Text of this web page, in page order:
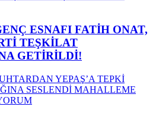
ESNAFI FATİH ONAT,
TEŞKİLAT
GETİRİLDİ!